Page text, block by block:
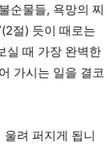
순물들, 욕망의 찌
절) 듯이 때로는
실 때 가장 완벽한
가시는 일을 결코
려 퍼지게 됩니